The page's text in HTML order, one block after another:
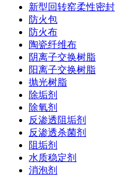
新型回转窑柔性密封
防火包
防火布
陶瓷纤维布
阴离子交换树脂
阳离子交换树脂
抛光树脂
除垢剂
除氧剂
反渗透阻垢剂
反渗透杀菌剂
阻垢剂
水质稳定剂
消泡剂